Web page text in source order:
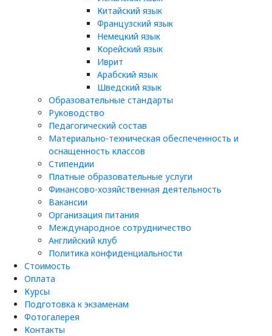
Китайский язык
Французский язык
Немецкий язык
Корейский язык
Иврит
Арабский язык
Шведский язык
Образовательные стандарты
Руководство
Педагогический состав
Материально-техническая обеспеченность и
оснащенность классов
Стипендии
Платные образовательные услуги
Финансово-хозяйственная деятельность
Вакансии
Организация питания
Международное сотрудничество
Английский клуб
Политика конфиденциальности
Стоимость
Оплата
Курсы
Подготовка к экзаменам
Фотогалерея
Контакты